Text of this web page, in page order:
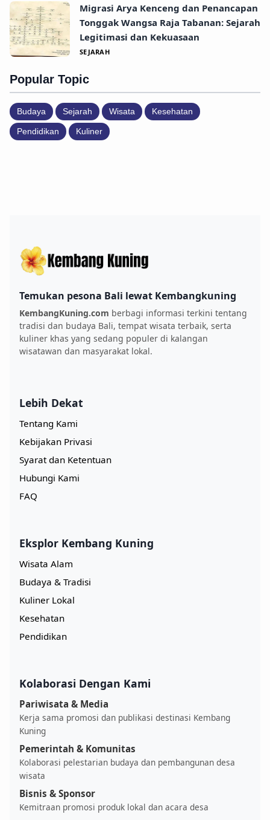
Migrasi Arya Kenceng dan Penancapan
Tonggak Wangsa Raja Tabanan: Sejarah
Legitimasi dan Kekuasaan
SEJARAH
Popular Topic
Budaya Sejarah Wisata Kesehatan
Pendidikan Kuliner
Temukan pesona Bali lewat Kembangkuning
KembangKuning.com berbagi informasi terkini tentang
tradisi dan budaya Bali, tempat wisata terbaik, serta
kuliner khas yang sedang populer di kalangan
wisatawan dan masyarakat lokal.
Lebih Dekat
Tentang Kami
Kebijakan Privasi
Syarat dan Ketentuan
Hubungi Kami
FAQ
Eksplor Kembang Kuning
Wisata Alam
Budaya & Tradisi
Kuliner Lokal
Kesehatan
Pendidikan
Kolaborasi Dengan Kami
Pariwisata & Media
Kerja sama promosi dan publikasi destinasi Kembang
Kuning
Pemerintah & Komunitas
Kolaborasi pelestarian budaya dan pembangunan desa
wisata
Bisnis & Sponsor
Kemitraan promosi produk lokal dan acara desa